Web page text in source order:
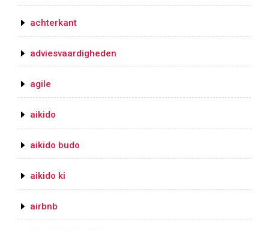
achterkant
adviesvaardigheden
agile
aikido
aikido budo
aikido ki
airbnb